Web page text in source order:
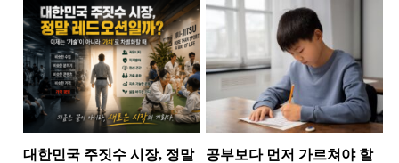
대한민국 주짓수 시장, 정말
공부보다 먼저 가르쳐야 할